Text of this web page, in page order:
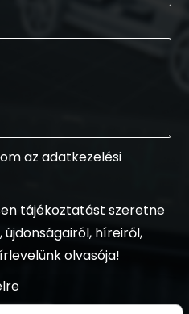
az adatkezelési
tájékoztatást szeretne
újdonságairól, híreiről,
olvasója!